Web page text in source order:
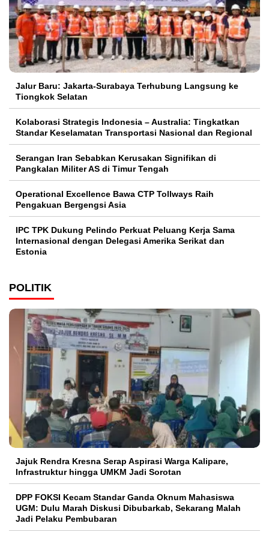
Jalur Baru: Jakarta-Surabaya Terhubung Langsung ke
Tiongkok Selatan
Kolaborasi Strategis Indonesia – Australia: Tingkatkan
Standar Keselamatan Transportasi Nasional dan Regional
Serangan Iran Sebabkan Kerusakan Signifikan di
Pangkalan Militer AS di Timur Tengah
Operational Excellence Bawa CTP Tollways Raih
Pengakuan Bergengsi Asia
IPC TPK Dukung Pelindo Perkuat Peluang Kerja Sama
Internasional dengan Delegasi Amerika Serikat dan
Estonia
POLITIK
Jajuk Rendra Kresna Serap Aspirasi Warga Kalipare,
Infrastruktur hingga UMKM Jadi Sorotan
DPP FOKSI Kecam Standar Ganda Oknum Mahasiswa
UGM: Dulu Marah Diskusi Dibubarkab, Sekarang Malah
Jadi Pelaku Pembubaran